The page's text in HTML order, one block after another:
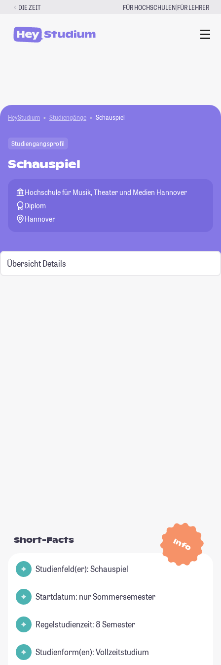
Zum
springen
DIE ZEIT FÜR HOCHSCHULEN|FÜR LEHRER
HeyStudium Studiengänge Schauspiel
Studiengangsprofil
Schauspiel
Hochschule für Musik, Theater und Medien Hannover
Diplom
Hannover
Übersicht Details
Info
Short-Facts
Studienfeld(er): Schauspiel
Startdatum: nur Sommersemester
Regelstudienzeit: 8 Semester
Studienform(en): Vollzeitstudium